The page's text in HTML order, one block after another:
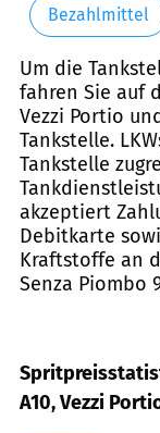
Bezahlmittel
Um die
fahren Sie auf
Vezzi Portio
Tankstelle.
Tankstelle
akzeptiert
Debitkarte
Kraftstoffe an
Senza Piombo
A10, Vezzi